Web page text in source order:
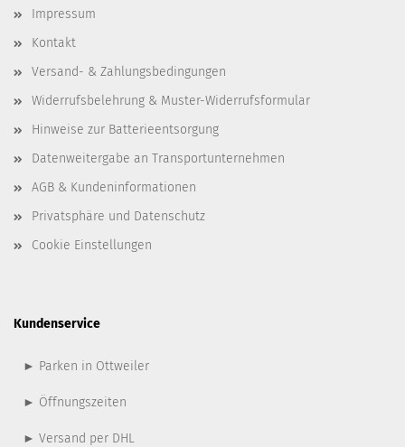
Impressum
Kontakt
Versand- & Zahlungsbedingungen
Widerrufsbelehrung & Muster-Widerrufsformular
Hinweise zur Batterieentsorgung
Datenweitergabe an Transportunternehmen
AGB & Kundeninformationen
Privatsphäre und Datenschutz
Cookie Einstellungen
Kundenservice
► Parken in Ottweiler
► Öffnungszeiten
► Versand per DHL